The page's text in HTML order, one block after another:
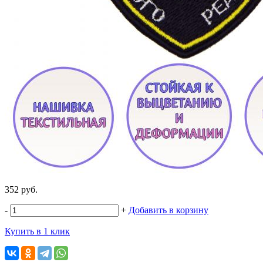
352 руб.
- + Добавить в корзину
Купить в 1 клик